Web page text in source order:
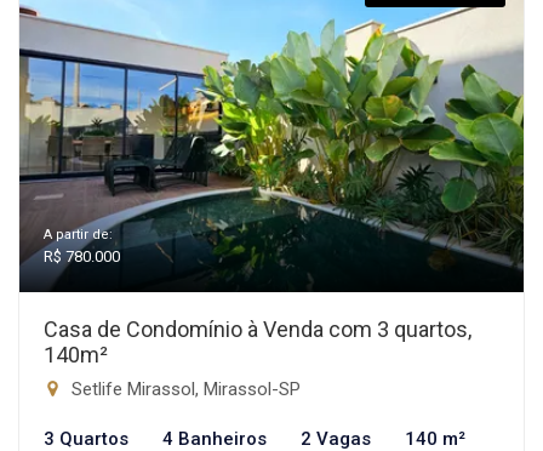
A partir de:
R$ 780.000
Casa de Condomínio à Venda com 3 quartos,
140m²
Setlife Mirassol, Mirassol-SP
3 Quartos 4 Banheiros 2 Vagas 140 m²